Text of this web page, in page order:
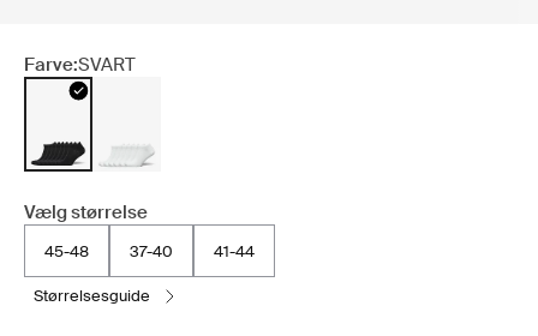
Farve:SVART
Vælg størrelse
45-48 37-40 41-44
størrelsesguide